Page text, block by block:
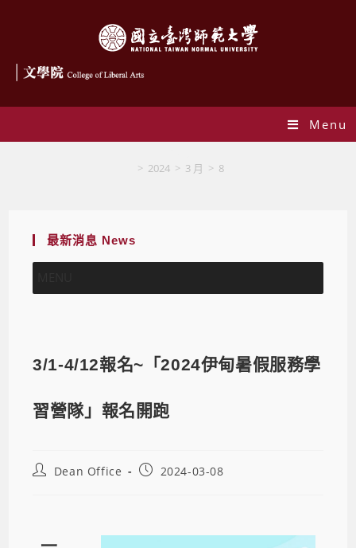
Menu
> 2024 > 3 月 > 8
最新消息 News
3/1-4/12報名~「2024伊甸暑假服務學
習營隊」報名開跑
Dean Office 2024-03-08